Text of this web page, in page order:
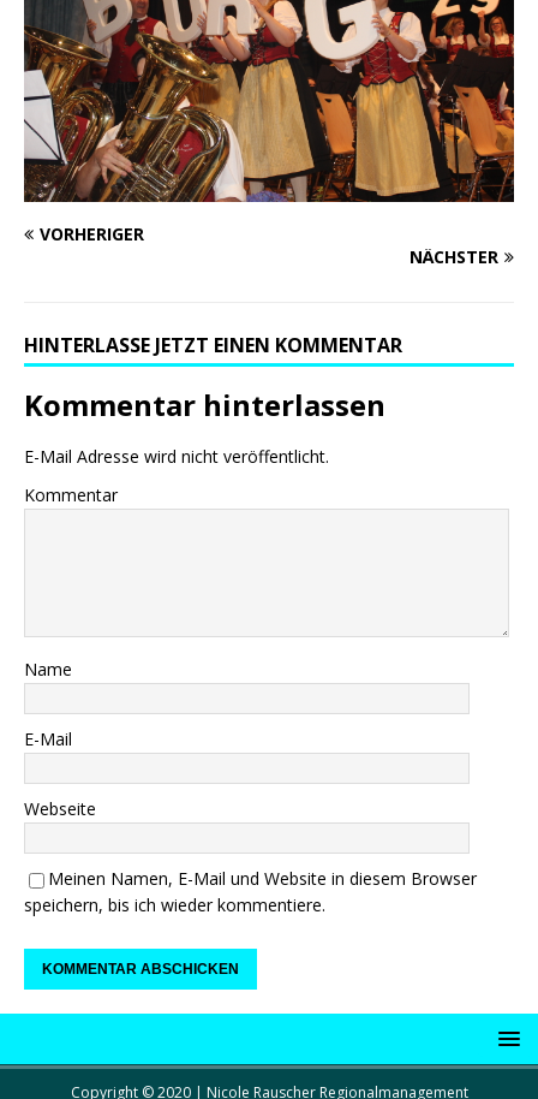
VORHERIGER
NÄCHSTER
HINTERLASSE JETZT EINEN KOMMENTAR
Kommentar hinterlassen
E-Mail Adresse wird nicht veröffentlicht.
Kommentar
Name
E-Mail
Webseite
Meinen Namen, E-Mail und Website in diesem Browser
speichern, bis ich wieder kommentiere.
Copyright © 2020 | Nicole Rauscher Regionalmanagement